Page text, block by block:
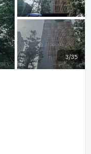
3 /35